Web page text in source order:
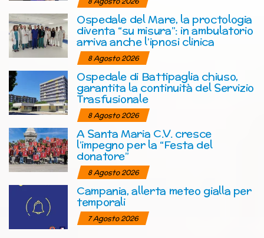
Ospedale del Mare, la proctologia
diventa “su misura”: in ambulatorio
arriva anche l’ipnosi clinica
8 Agosto 2026
Ospedale di Battipaglia chiuso,
garantita la continuità del Servizio
Trasfusionale
8 Agosto 2026
A Santa Maria C.V. cresce
l’impegno per la “Festa del
donatore”
8 Agosto 2026
Campania, allerta meteo gialla per
temporali
7 Agosto 2026